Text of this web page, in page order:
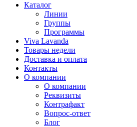
Каталог
Линии
Группы
Программы
Viva Lavanda
Товары недели
Доставка и оплата
Контакты
О компании
О компании
Реквизиты
Контрафакт
Вопрос-ответ
Блог